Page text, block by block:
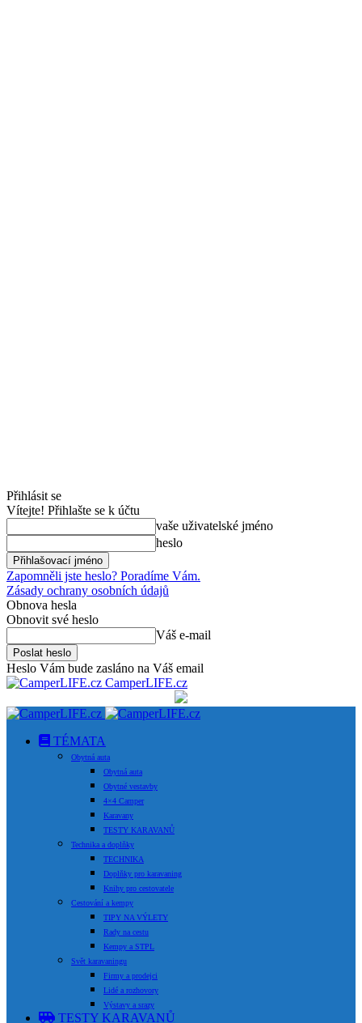
Přihlásit se
Vítejte! Přihlašte se k účtu
vaše uživatelské jméno
heslo
Zapomněli jste heslo? Poradíme Vám.
Zásady ochrany osobních údajů
Obnova hesla
Obnovit své heslo
Váš e-mail
Heslo Vám bude zasláno na Váš email
CamperLIFE.cz
TÉMATA
Obytná auta
Obytná auta
Obytné vestavby
4×4 Camper
Karavany
TESTY KARAVANŮ
Technika a doplňky
TECHNIKA
Doplňky pro karavaning
Knihy pro cestovatele
Cestování a kempy
TIPY NA VÝLETY
Rady na cestu
Kempy a STPL
Svět karavaningu
Firmy a prodejci
Lidé a rozhovory
Výstavy a srazy
TESTY KARAVANŮ